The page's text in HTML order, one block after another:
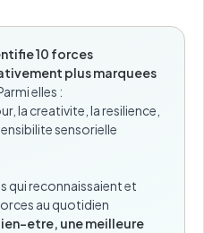
10 forces
plus marquees
elles :
la creativite, la resilience,
sensorielle
qui reconnaissaient et
au quotidien
etre, une meilleure